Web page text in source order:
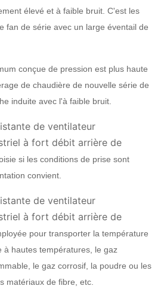
élevé et à faible bruit. C'est les
fan de série avec un large éventail de
conçue de pression est plus haute
de chaudière de nouvelle série de
induite avec l'à faible bruit.
de ventilateur
à fort débit arrière de
si les conditions de prise sont
convient.
de ventilateur
à fort débit arrière de
pour transporter la température
à hautes températures, le gaz
le gaz corrosif, la poudre ou les
matériaux de fibre, etc.